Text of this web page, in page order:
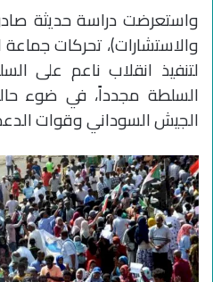
واستعرضت دراسة حديثة
والاستشارات)، تحركات
لتنفيذ انقلاب ناعم على
السلطة مجدداً، في ضوء
الجيش السوداني وقوات